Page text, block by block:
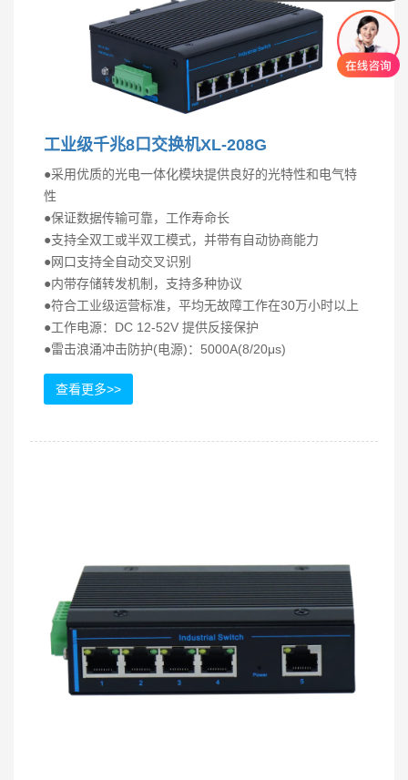
工业级千兆8口交换机XL-208G
●采用优质的光电一体化模块提供良好的光特性和电气特
性
●保证数据传输可靠，工作寿命长
●支持全双工或半双工模式，并带有自动协商能力
●网口支持全自动交叉识别
●内带存储转发机制，支持多种协议
●符合工业级运营标准，平均无故障工作在30万小时以上
●工作电源：DC 12-52V 提供反接保护
●雷击浪涌冲击防护(电源)：5000A(8/20μs)
查看更多>>